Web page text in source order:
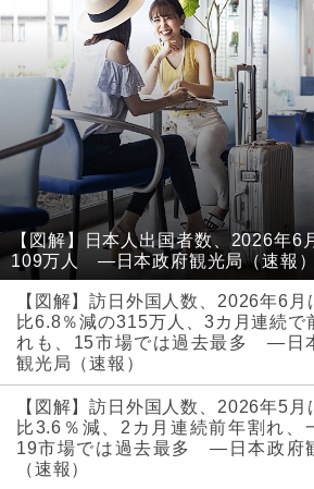
【図解】日本人出国者数、2026年6
109万人 ―日本政府観光局（速報）
【図解】訪日外国人数、2026年6月
比6.8％減の315万人、3カ月連続で
れも、15市場では過去最多 ―日
観光局（速報）
【図解】訪日外国人数、2026年5月
比3.6％減、2カ月連続前年割れ、
19市場では過去最多 ―日本政府
（速報）